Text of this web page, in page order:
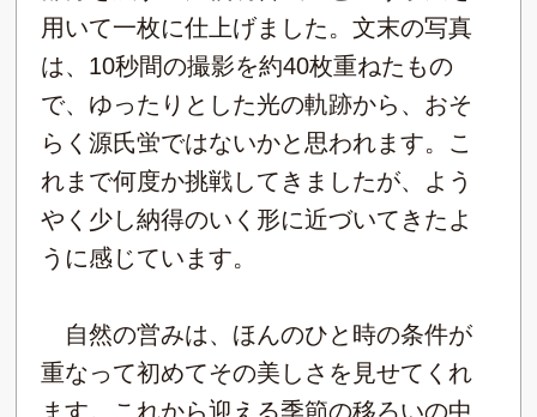
用いて一枚に仕上げました。文末の写真
は、10秒間の撮影を約40枚重ねたもの
で、ゆったりとした光の軌跡から、おそ
らく源氏蛍ではないかと思われます。こ
れまで何度か挑戦してきましたが、よう
やく少し納得のいく形に近づいてきたよ
うに感じています。
自然の営みは、ほんのひと時の条件が
重なって初めてその美しさを見せてくれ
ます。これから迎える季節の移ろいの中